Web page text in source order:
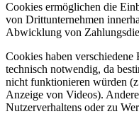
Cookies ermöglichen die
von Drittunternehmen
Abwicklung von
Cookies haben
technisch notwendig, da
nicht funktionieren würden
Anzeige von Videos).
Nutzerverhaltens oder zu